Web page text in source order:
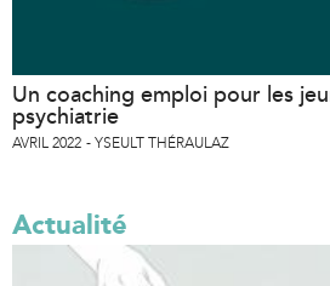
Un coaching emploi pour les
psychiatrie
AVRIL 2022 YSEULT THÉRAULAZ
Actualité